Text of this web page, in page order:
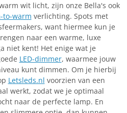
wit licht, zijn onze Bella's ook
to-warm verlichting. Spots met
want hiermee kun je
naar een warme, luxe
niet kent! Het enige wat je
LED-dimmer, waarmee jouw
kunt dimmen. Om je hierbij
Letsleds.nl voorzien van een
werkt, zodat we je optimaal
naar de perfecte lamp. En